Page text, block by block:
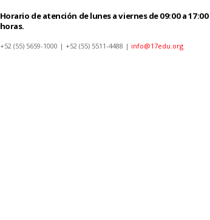
Horario de atención de lunes a viernes de 09:00 a 17:00
horas.
+52 (55) 5659-1000 | +52 (55) 5511-4488 | info@17edu.org